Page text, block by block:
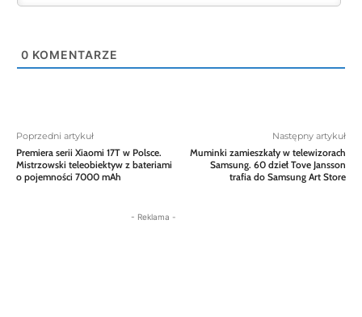
0 KOMENTARZE
Poprzedni artykuł
Premiera serii Xiaomi 17T w Polsce.
Mistrzowski teleobiektyw z bateriami
o pojemności 7000 mAh
Następny artykuł
Muminki zamieszkały w telewizorach
Samsung. 60 dzieł Tove Jansson
trafia do Samsung Art Store
- Reklama -